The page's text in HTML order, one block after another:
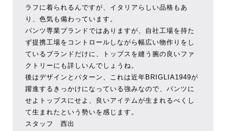
ラフに着られるんですが、イタリアらしい品格もあ
り、色気も備わっています。
パンツ専業ブランドではありますが、自社工場を持た
ず提携工場をコントロールしながら幅広い物作りをし
ているブランドだけに、トップスを縫う腕の良いファ
クトリーにも詳しいんでしょうね。
後はデザインとパターン、これは近年BRIGLIA1949が
躍進するきっかけになっている強みなので、パンツに
せよトップスにせよ、良いアイテムが生まれるべくし
て生まれたという勢いを感じます。
スタッフ 西出